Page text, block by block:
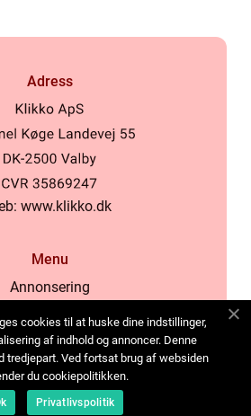
Adress
www.klikko.dk
Menu
Annonsering
Cookies
Kontakta oss
Sitemap
cookies til at huske dine indstillinger,
af indhold og annoncer. Denne
tredjepart. Ved fortsat brug af websiden
du cookiepolitikken.
Privatlivspolitik